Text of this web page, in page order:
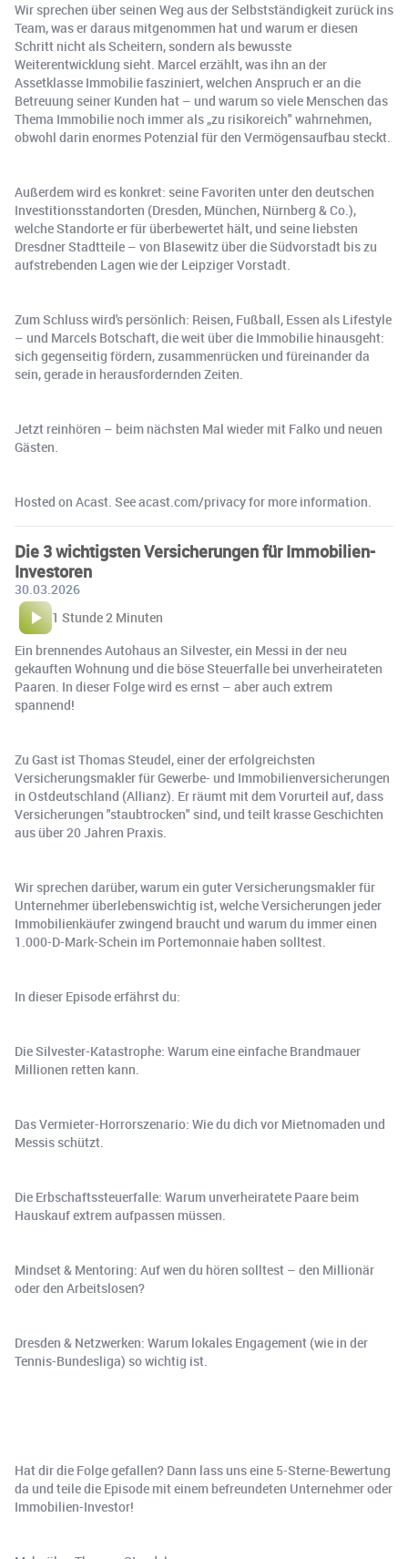
Wir sprechen über seinen Weg aus der Selbstständigkeit zurück ins
Team, was er daraus mitgenommen hat und warum er diesen
Schritt nicht als Scheitern, sondern als bewusste
Weiterentwicklung sieht. Marcel erzählt, was ihn an der
Assetklasse Immobilie fasziniert, welchen Anspruch er an die
Betreuung seiner Kunden hat – und warum so viele Menschen das
Thema Immobilie noch immer als „zu risikoreich" wahrnehmen,
obwohl darin enormes Potenzial für den Vermögensaufbau steckt.
Außerdem wird es konkret: seine Favoriten unter den deutschen
Investitionsstandorten (Dresden, München, Nürnberg & Co.),
welche Standorte er für überbewertet hält, und seine liebsten
Dresdner Stadtteile – von Blasewitz über die Südvorstadt bis zu
aufstrebenden Lagen wie der Leipziger Vorstadt.
Zum Schluss wird's persönlich: Reisen, Fußball, Essen als Lifestyle
– und Marcels Botschaft, die weit über die Immobilie hinausgeht:
sich gegenseitig fördern, zusammenrücken und füreinander da
sein, gerade in herausfordernden Zeiten.
Jetzt reinhören – beim nächsten Mal wieder mit Falko und neuen
Gästen.
Hosted on Acast. See acast.com/privacy for more information.
Die 3 wichtigsten Versicherungen für Immobilien-
Investoren
30.03.2026
1 Stunde 2 Minuten
Ein brennendes Autohaus an Silvester, ein Messi in der neu
gekauften Wohnung und die böse Steuerfalle bei unverheirateten
Paaren. In dieser Folge wird es ernst – aber auch extrem
spannend!
Zu Gast ist Thomas Steudel, einer der erfolgreichsten
Versicherungsmakler für Gewerbe- und Immobilienversicherungen
in Ostdeutschland (Allianz). Er räumt mit dem Vorurteil auf, dass
Versicherungen "staubtrocken" sind, und teilt krasse Geschichten
aus über 20 Jahren Praxis.
Wir sprechen darüber, warum ein guter Versicherungsmakler für
Unternehmer überlebenswichtig ist, welche Versicherungen jeder
Immobilienkäufer zwingend braucht und warum du immer einen
1.000-D-Mark-Schein im Portemonnaie haben solltest.
In dieser Episode erfährst du:
Die Silvester-Katastrophe: Warum eine einfache Brandmauer
Millionen retten kann.
Das Vermieter-Horrorszenario: Wie du dich vor Mietnomaden und
Messis schützt.
Die Erbschaftssteuerfalle: Warum unverheiratete Paare beim
Hauskauf extrem aufpassen müssen.
Mindset & Mentoring: Auf wen du hören solltest – den Millionär
oder den Arbeitslosen?
Dresden & Netzwerken: Warum lokales Engagement (wie in der
Tennis-Bundesliga) so wichtig ist.
Hat dir die Folge gefallen? Dann lass uns eine 5-Sterne-Bewertung
da und teile die Episode mit einem befreundeten Unternehmer oder
Immobilien-Investor!